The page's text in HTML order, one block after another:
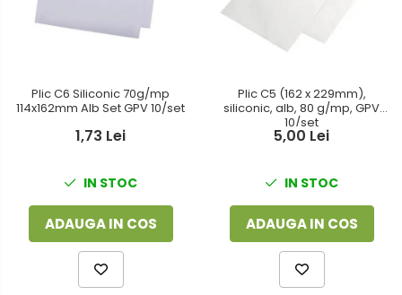
Plic C6 Siliconic 70g/mp
114x162mm Alb Set GPV 10/set
1,73 Lei
IN STOC
ADAUGA IN COS
Plic C5 (162 x 229mm),
siliconic, alb, 80 g/mp, GPV
10/set
5,00 Lei
IN STOC
ADAUGA IN COS